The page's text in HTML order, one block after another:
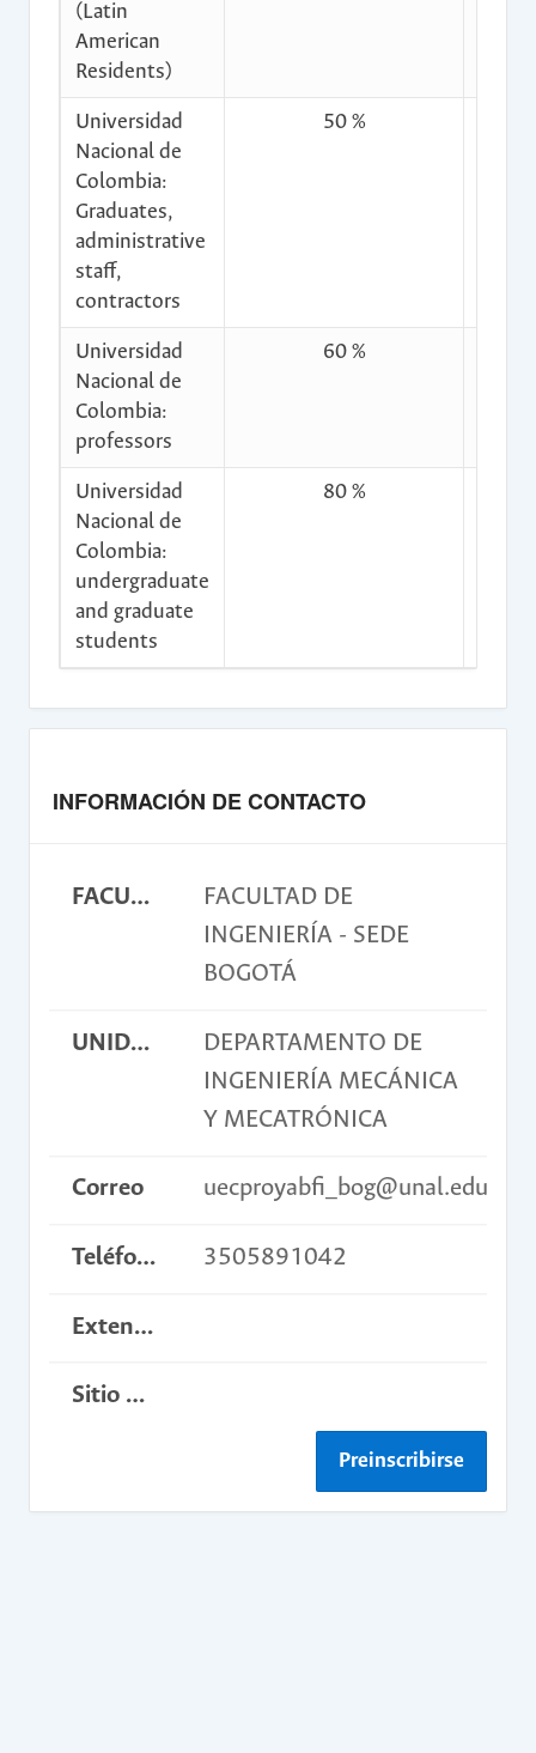
(Latin
American
Residents)
Universidad
Nacional de
Colombia:
Graduates,
administrative
staff,
contractors
50 %
Universidad
Nacional de
Colombia:
professors
60 %
Universidad
Nacional de
Colombia:
undergraduate
and graduate
students
80 %
INFORMACIÓN DE CONTACTO
FACULTAD
FACULTAD DE
INGENIERÍA - SEDE
BOGOTÁ
UNIDAD ACADÉMICA BÁSICA
DEPARTAMENTO DE
INGENIERÍA MECÁNICA
Y MECATRÓNICA
Correo uecproyabfi_bog@unal.edu.co
Teléfono 3505891042
Extensión
Sitio web del curso
Preinscribirse